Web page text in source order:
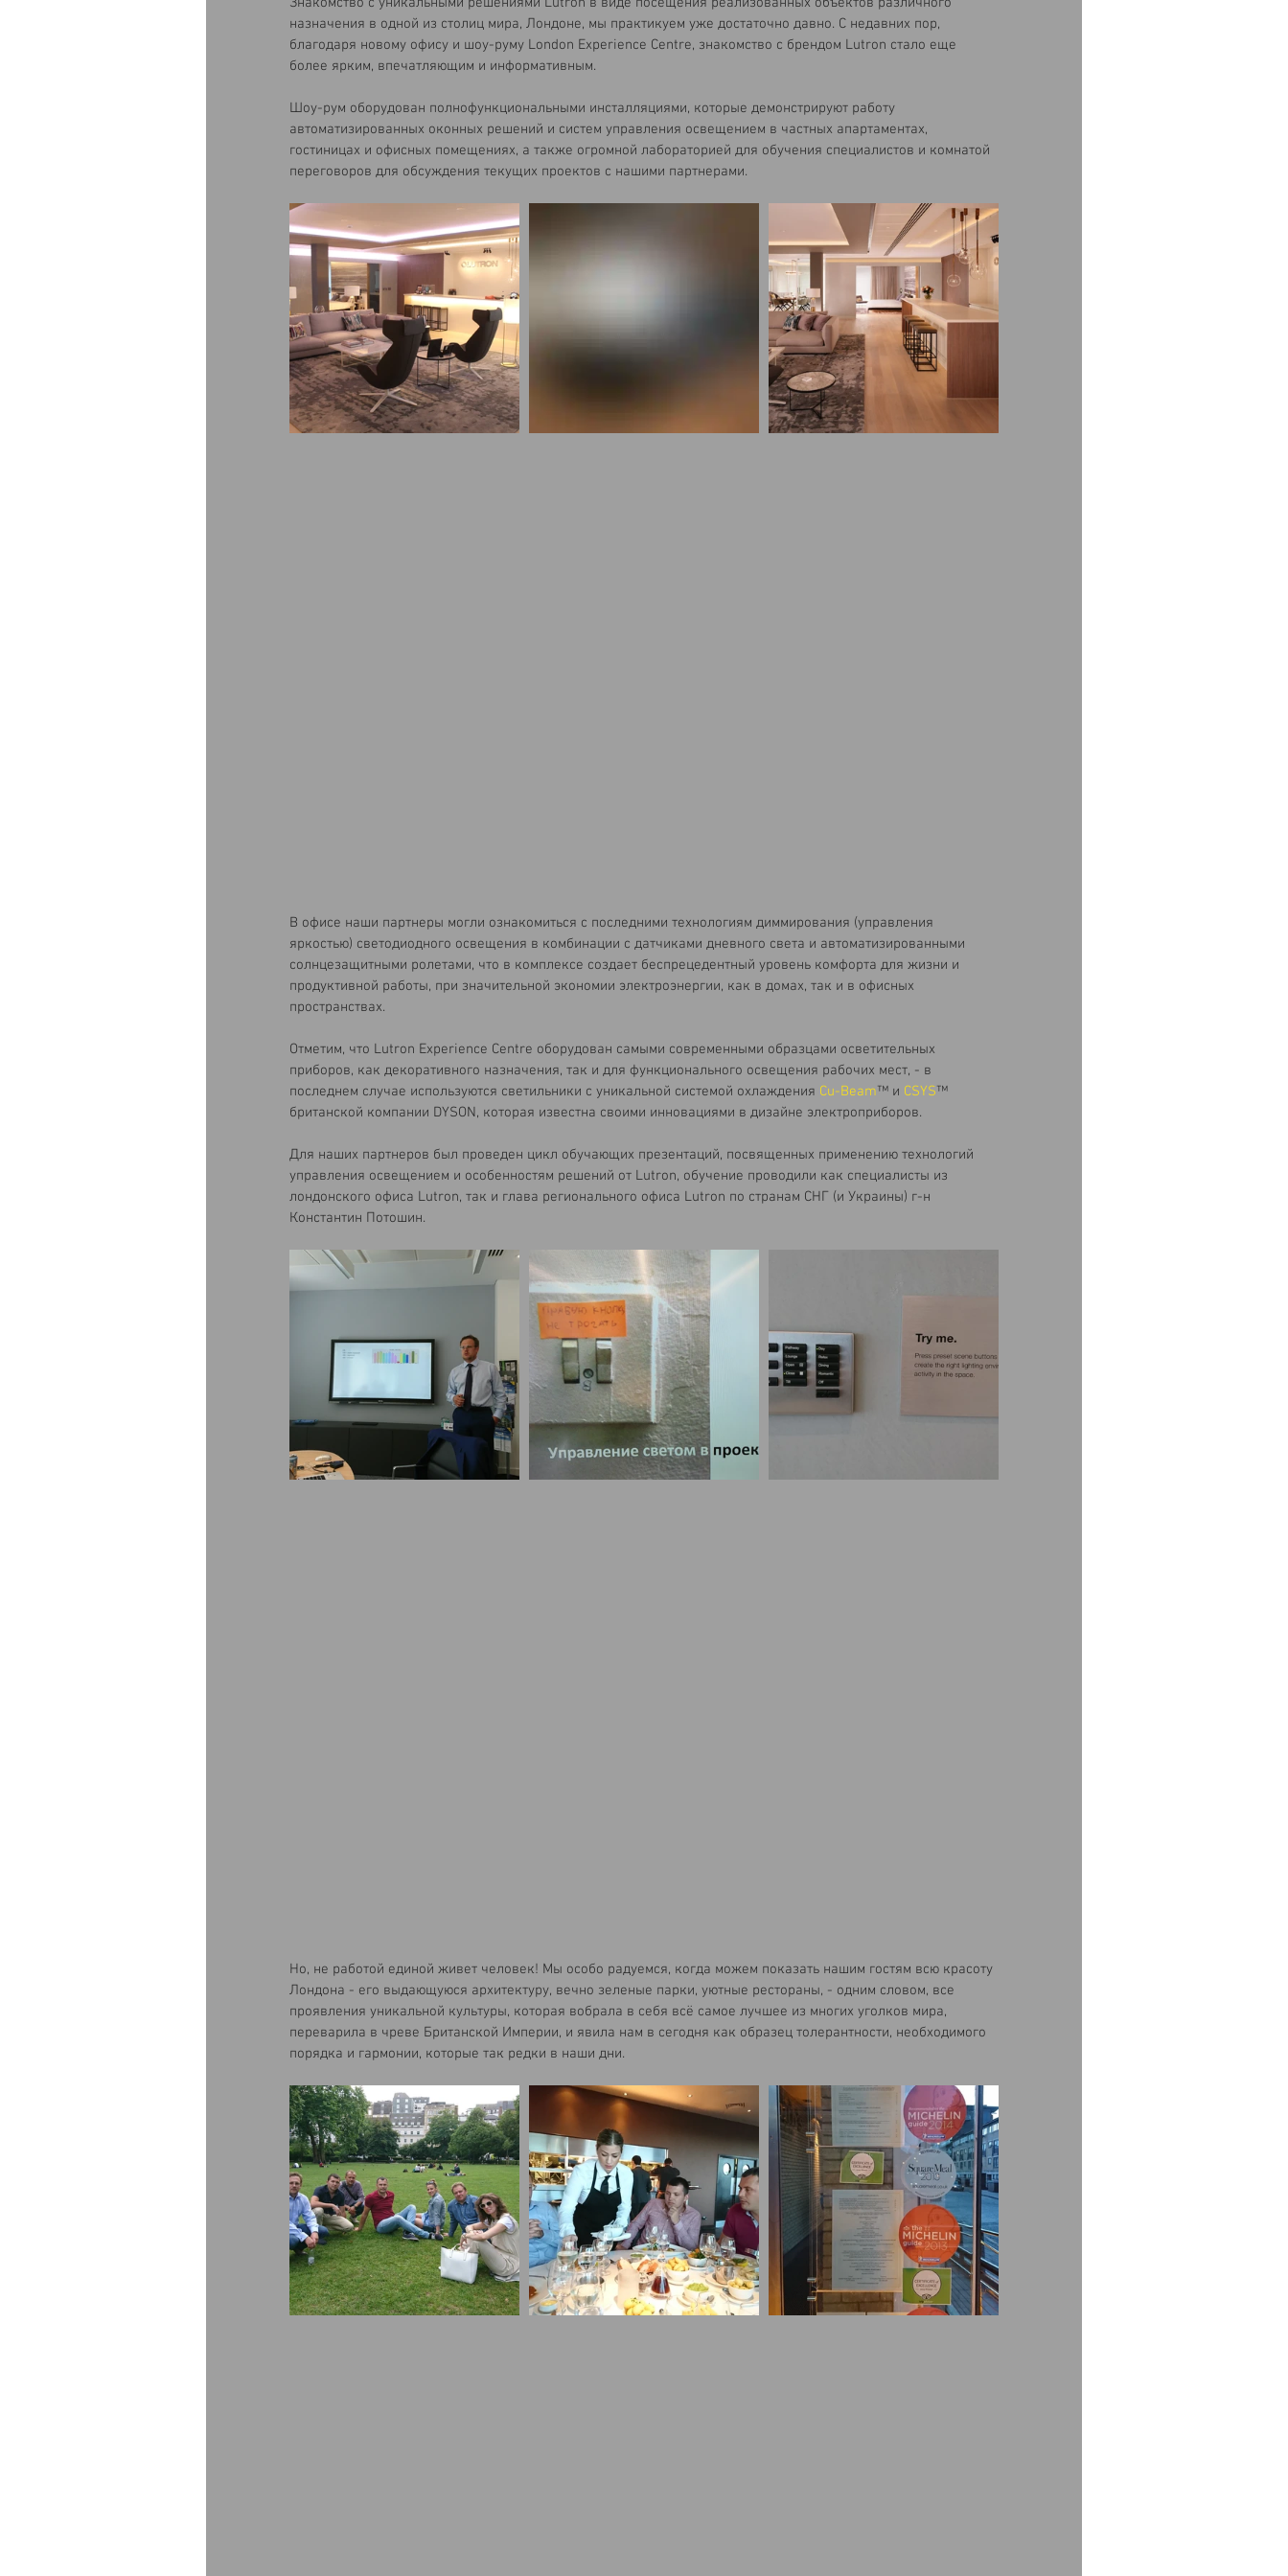
назначения в одной из столиц мира, Лондоне, мы практикуем уже достаточно давно. С недавних пор,
благодаря новому офису и шоу-руму London Experience Centre, знакомство с брендом Lutron стало еще
более ярким, впечатляющим и информативным.
Шоу-рум оборудован полнофункциональными инсталляциями, которые демонстрируют работу
автоматизированных оконных решений и систем управления освещением в частных апартаментах,
гостиницах и офисных помещениях, а также огромной лабораторией для обучения специалистов и комнатой
переговоров для обсуждения текущих проектов с нашими партнерами.
В офисе наши партнеры могли ознакомиться с последними технологиям диммирования (управления
яркостью) светодиодного освещения в комбинации с датчиками дневного света и автоматизированными
солнцезащитными ролетами, что в комплексе создает беспрецедентный уровень комфорта для жизни и
продуктивной работы, при значительной экономии электроэнергии, как в домах, так и в офисных
пространствах.
Отметим, что Lutron Experience Centre оборудован самыми современными образцами осветительных
приборов, как декоративного назначения, так и для функционального освещения рабочих мест, - в
последнем случае используются светильники с уникальной системой охлаждения Cu-Beam™ и CSYS™
британской компании DYSON, которая известна своими инновациями в дизайне электроприборов.
Для наших партнеров был проведен цикл обучающих презентаций, посвященных применению технологий
управления освещением и особенностям решений от Lutron, обучение проводили как специалисты из
лондонского офиса Lutron, так и глава регионального офиса Lutron по странам СНГ (и Украины) г-н
Константин Потошин.
Но, не работой единой живет человек! Мы особо радуемся, когда можем показать нашим гостям всю красоту
Лондона - его выдающуюся архитектуру, вечно зеленые парки, уютные рестораны, - одним словом, все
проявления уникальной культуры, которая вобрала в себя всё самое лучшее из многих уголков мира,
переварила в чреве Британской Империи, и явила нам в сегодня как образец толерантности, необходимого
порядка и гармонии, которые так редки в наши дни.